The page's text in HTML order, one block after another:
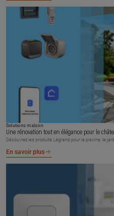
Solutions maison
Une rénovation tout en élégance pour le
Découvrez les produits Legrand pour la piscine, le
En savoir plus